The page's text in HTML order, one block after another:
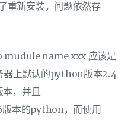
重新安装，问题依然存
mudule name xxx 应该是
器上默认的python版本2.4
本，并且
本的python，而使用